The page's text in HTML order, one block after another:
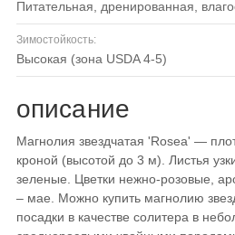
питательная, дренированная,
Зимостойкость:
высокая (зона USDA 4-5)
описание
Магнолия звездчатая 'Rosea' —
кроной (высотой до 3 м). Листья
зеленые. Цветки нежно-розовые,
– мае. Можно купить магнолию
посадки в качестве солитера в